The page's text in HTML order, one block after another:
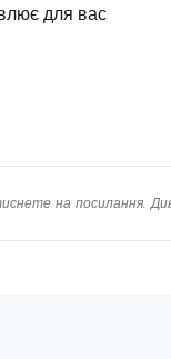
для вас
на посилання.